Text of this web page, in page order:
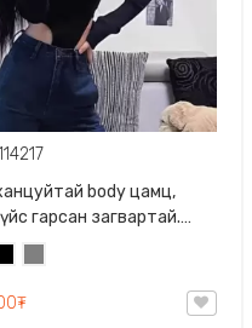
body цамц,
гарсан загвартай.